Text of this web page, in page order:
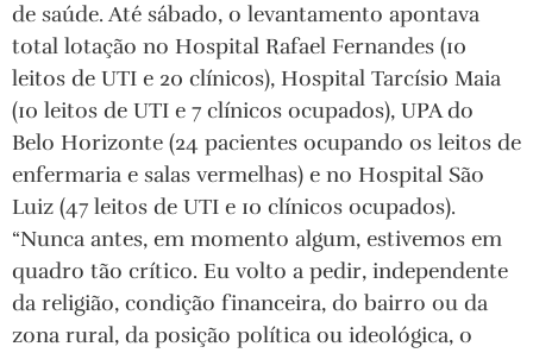
de saúde. Até sábado, o levantamento apontava
total lotação no Hospital Rafael Fernandes (10
leitos de UTI e 20 clínicos), Hospital Tarcísio Maia
(10 leitos de UTI e 7 clínicos ocupados), UPA do
Belo Horizonte (24 pacientes ocupando os leitos de
enfermaria e salas vermelhas) e no Hospital São
Luiz (47 leitos de UTI e 10 clínicos ocupados).
“Nunca antes, em momento algum, estivemos em
quadro tão crítico. Eu volto a pedir, independente
da religião, condição financeira, do bairro ou da
zona rural, da posição política ou ideológica, o